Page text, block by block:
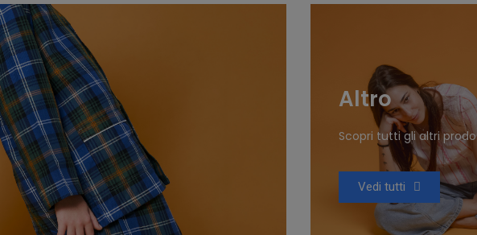
Altro
Scopri tutti gli altri
Vedi tutti